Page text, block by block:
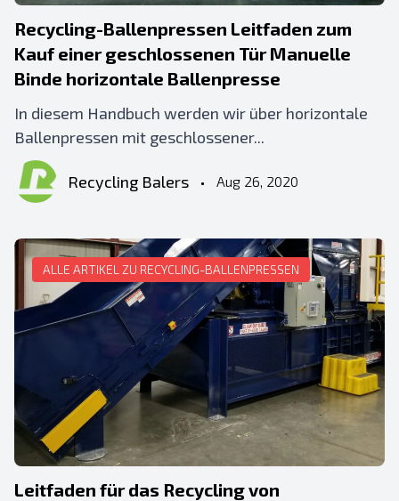
Recycling-Ballenpressen Leitfaden zum
Kauf einer geschlossenen Tür Manuelle
Binde horizontale Ballenpresse
In diesem Handbuch werden wir über horizontale
Ballenpressen mit geschlossener...
Recycling Balers • Aug 26, 2020
ALLE ARTIKEL ZU RECYCLING-BALLENPRESSEN
Leitfaden für das Recycling von